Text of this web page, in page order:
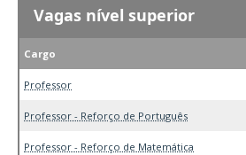
Vagas nível superior
Cargo
Professor
Professor - Reforço de Português
Professor - Reforço de Matemática